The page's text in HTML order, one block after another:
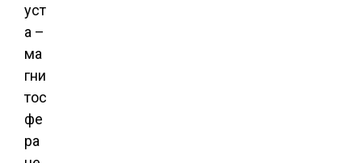
уст
а –
ма
гни
тос
фе
ра